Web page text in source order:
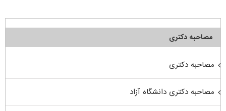
مصاحبه دکتری
مصاحبه دکتری
مصاحبه دکتری دانشگاه آزاد